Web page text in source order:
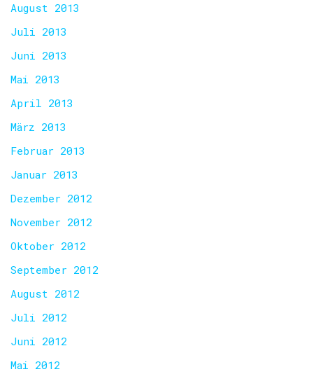
August 2013
Juli 2013
Juni 2013
Mai 2013
April 2013
März 2013
Februar 2013
Januar 2013
Dezember 2012
November 2012
Oktober 2012
September 2012
August 2012
Juli 2012
Juni 2012
Mai 2012